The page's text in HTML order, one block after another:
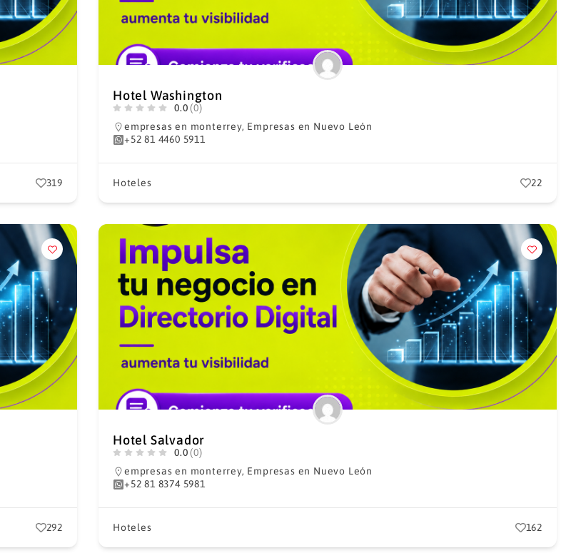
319
Hotel Washington
0.0 (0)
empresas en monterrey, Empresas en Nuevo León
+52 81 4460 5911
Hoteles 22
292
Hotel Salvador
0.0 (0)
empresas en monterrey, Empresas en Nuevo León
+52 81 8374 5981
Hoteles 162